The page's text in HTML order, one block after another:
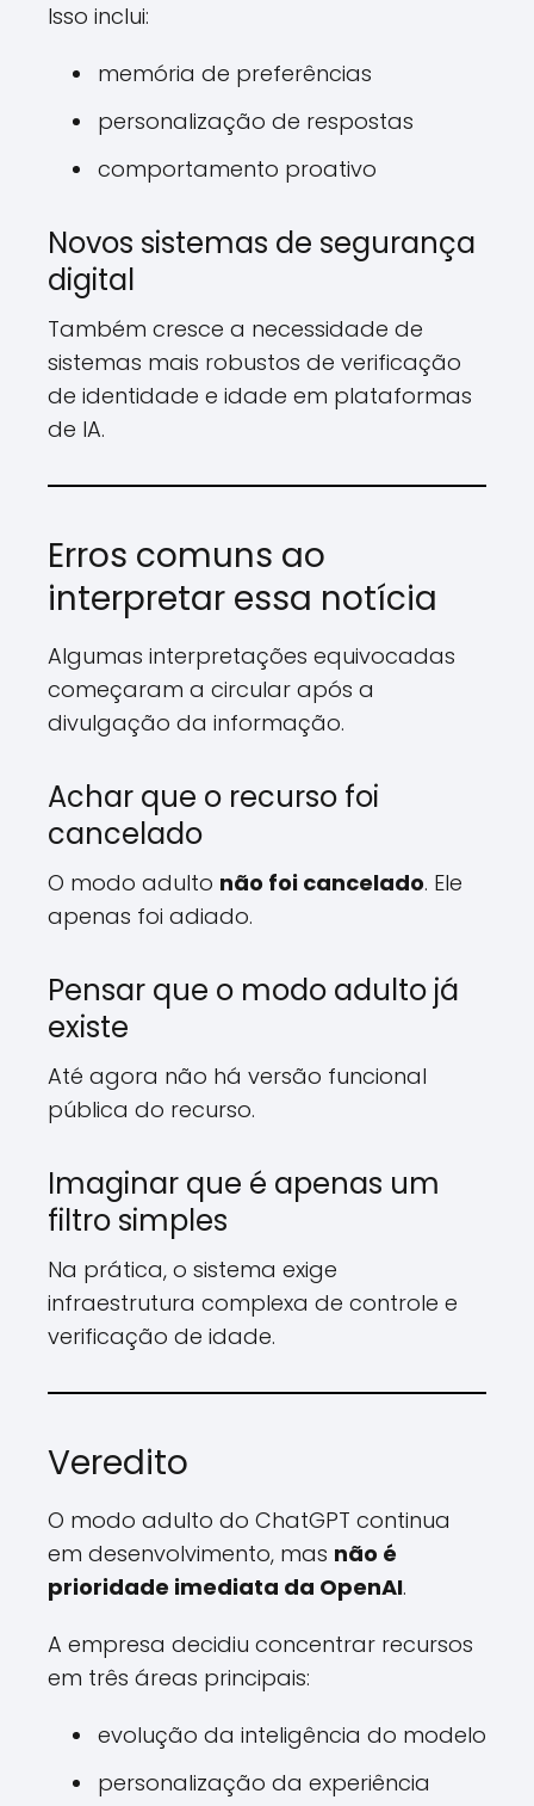
Isso inclui:
memória de preferências
personalização de respostas
comportamento proativo
Novos sistemas de segurança
digital
Também cresce a necessidade de
sistemas mais robustos de verificação
de identidade e idade em plataformas
de IA.
Erros comuns ao
interpretar essa notícia
Algumas interpretações equivocadas
começaram a circular após a
divulgação da informação.
Achar que o recurso foi
cancelado
O modo adulto não foi cancelado. Ele
apenas foi adiado.
Pensar que o modo adulto já
existe
Até agora não há versão funcional
pública do recurso.
Imaginar que é apenas um
filtro simples
Na prática, o sistema exige
infraestrutura complexa de controle e
verificação de idade.
Veredito
O modo adulto do ChatGPT continua
em desenvolvimento, mas não é
prioridade imediata da OpenAI.
A empresa decidiu concentrar recursos
em três áreas principais:
evolução da inteligência do modelo
personalização da experiência